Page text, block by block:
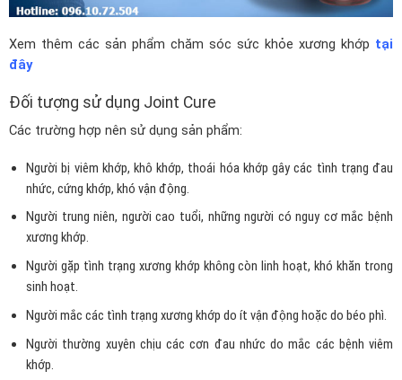
Xem thêm các sản phẩm chăm sóc sức khỏe xương khớp tại
đây
Đối tượng sử dụng Joint Cure
Các trường hợp nên sử dụng sản phẩm:
Người bị viêm khớp, khô khớp, thoái hóa khớp gây các tình trạng đau
nhức, cứng khớp, khó vận động.
Người trung niên, người cao tuổi, những người có nguy cơ mắc bệnh
xương khớp.
Người gặp tình trạng xương khớp không còn linh hoạt, khó khăn trong
sinh hoạt.
Người mắc các tình trạng xương khớp do ít vận động hoặc do béo phì.
Người thường xuyên chịu các cơn đau nhức do mắc các bệnh viêm
khớp.